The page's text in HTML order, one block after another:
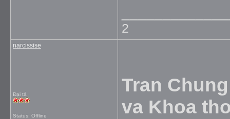
2
narcissise
Đại tá
Status: Offline
Tran
va Khoa